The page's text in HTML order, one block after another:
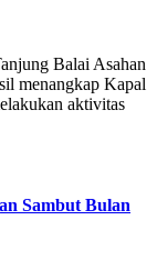
Balai Asahan
menangkap Kapal
aktivitas
Sambut Bulan